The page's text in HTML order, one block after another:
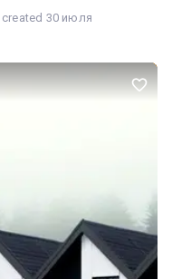
created 30 июля